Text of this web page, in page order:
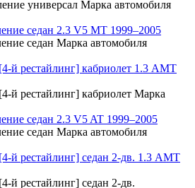
универсал Марка автомобиля
седан 2.3 V5 MT 1999–2005
седан Марка автомобиля
й рестайлинг] кабриолет 1.3 AMT
й рестайлинг] кабриолет Марка
седан 2.3 V5 AT 1999–2005
седан Марка автомобиля
й рестайлинг] седан 2-дв. 1.3 AMT
й рестайлинг] седан 2-дв.